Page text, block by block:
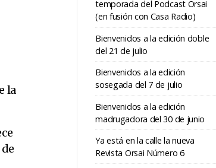
la
temporada del Podcast Orsai
(en fusión con Casa Radio)
Bienvenidos a la edición doble
del 21 de julio
Bienvenidos a la edición
sosegada del 7 de julio
Bienvenidos a la edición
madrugadora del 30 de junio
Ya está en la calle la nueva
Revista Orsai Número 6